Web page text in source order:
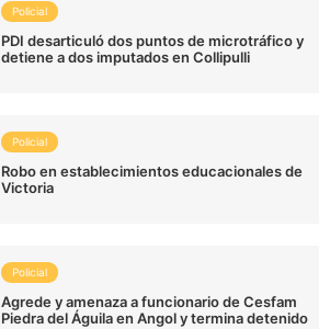
Policial
PDI desarticuló dos puntos de microtráfico y
detiene a dos imputados en Collipulli
Policial
Robo en establecimientos educacionales de
Victoria
Policial
Agrede y amenaza a funcionario de Cesfam
Piedra del Águila en Angol y termina detenido